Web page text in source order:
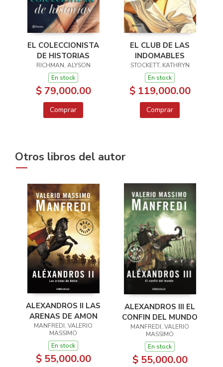
EL COLECCIONISTA
DE HISTORIAS
RICHMAN, ALYSON
En stock
$ 79,000.00
Comprar
EL CLUB DE LAS
INDOMABLES
STOCKETT, KATHRYN
En stock
$ 119,000.00
Comprar
Otros libros del autor
ALEXANDROS II LAS
ARENAS DE AMON
MANFREDI, VALERIO
MASSIMO
En stock
$ 55,000.00
ALEXANDROS III EL
CONFIN DEL MUNDO
MANFREDI, VALERIO
MASSIMO
En stock
$ 55,000.00